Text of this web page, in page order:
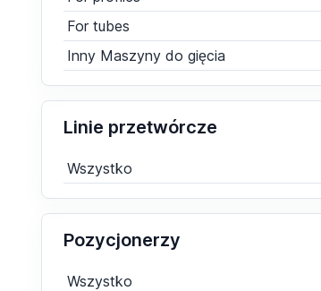
For tubes
Inny Maszyny do gięcia
Linie przetwórcze
Wszystko
Pozycjonerzy
Wszystko